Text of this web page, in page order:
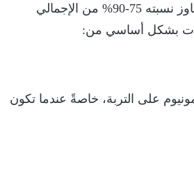
فى العالم و يُمثل القطاع الزراعي المصدر الأكبر لانبعاثات الأمونيا، حيث تتجاوز نسبته 75-90% من الإجمالي
بشكل أساسي من:
على التربة، خاصةً عندما تكون